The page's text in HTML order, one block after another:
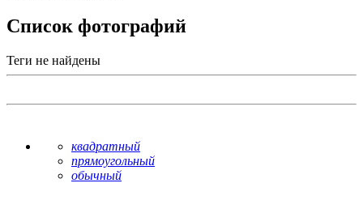
Список фотографий
Теги не найдены
квадратный
прямоугольный
обычный